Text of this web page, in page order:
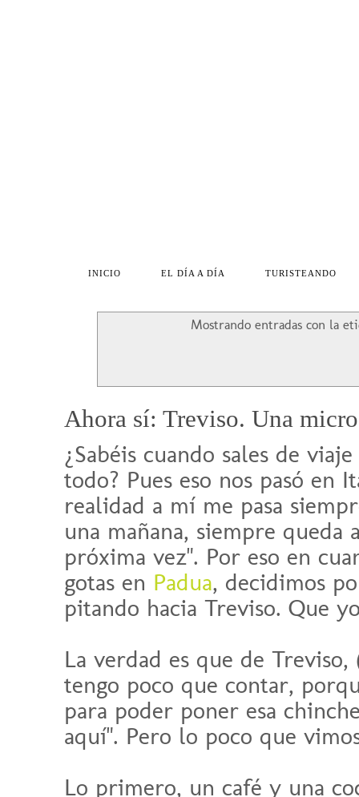
INICIO EL DÍA A DÍA TURISTEANDO
Mostrando entradas con la
Ahora sí: Treviso. Una
¿Sabéis cuando sales de
todo? Pues eso nos pasó en
realidad a mí me pasa
una mañana, siempre queda
próxima vez". Por eso en
gotas en Padua, decidimos
pitando hacia Treviso. Que
La verdad es que de
tengo poco que contar,
para poder poner esa
aquí". Pero lo poco que
Lo primero, un café y una